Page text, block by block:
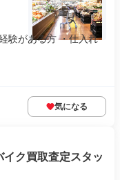
験がある方 ・仕入れ
気になる
ク買取査定スタッ